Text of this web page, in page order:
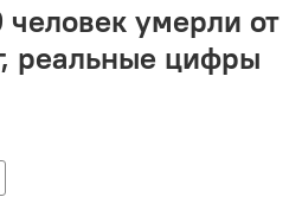
умерли от
реальные цифры